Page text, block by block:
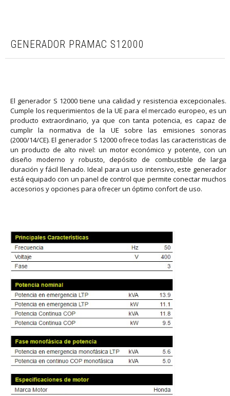
GENERADOR PRAMAC S12000
El generador S 12000 tiene una calidad y resistencia excepcionales.
Cumple los requerimientos de la UE para el mercado europeo, es un
producto extraordinario, ya que con tanta potencia, es capaz de
cumplir la normativa de la UE sobre las emisiones sonoras
(2000/14/CE). El generador S 12000 ofrece todas las caracteristicas de
un producto de alto nivel: un motor económico y potente, con un
diseño moderno y robusto, depósito de combustible de larga
duración y fácil llenado. Ideal para un uso intensivo, este generador
está equipado con un panel de control que permite conectar muchos
accesorios y opciones para ofrecer un óptimo confort de uso.